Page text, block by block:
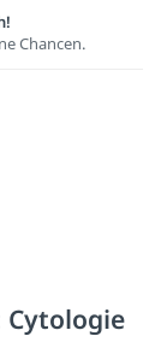
Chancen.
Cytologie